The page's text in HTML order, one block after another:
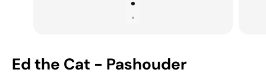
Ed the Cat - Pashouder